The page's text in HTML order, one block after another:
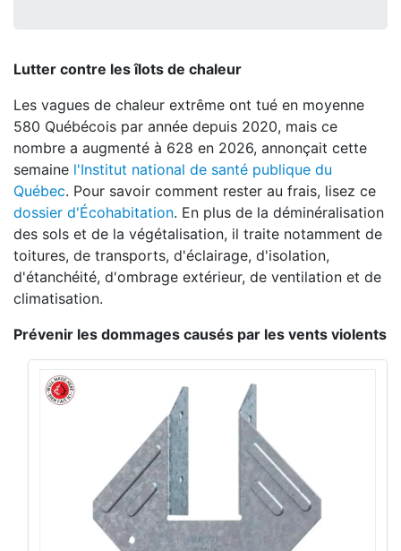
Lutter contre les îlots de chaleur
Les vagues de chaleur extrême ont tué en moyenne
580 Québécois par année depuis 2020, mais ce
nombre a augmenté à 628 en 2026, annonçait cette
semaine l'Institut national de santé publique du
Québec. Pour savoir comment rester au frais, lisez ce
dossier d'Écohabitation. En plus de la déminéralisation
des sols et de la végétalisation, il traite notamment de
toitures, de transports, d'éclairage, d'isolation,
d'étanchéité, d'ombrage extérieur, de ventilation et de
climatisation.
Prévenir les dommages causés par les vents violents